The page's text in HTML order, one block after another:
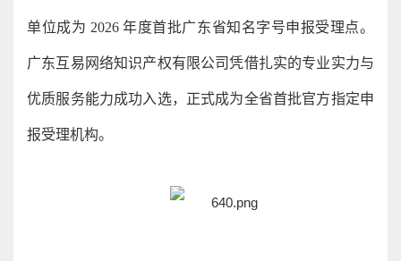
单位成为 2026 年度首批广东省知名字号申报受理点。
广东互易网络知识产权有限公司凭借扎实的专业实力与
优质服务能力成功入选，正式成为全省首批官方指定申
报受理机构。